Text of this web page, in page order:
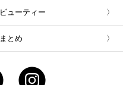
ビューティー
まとめ